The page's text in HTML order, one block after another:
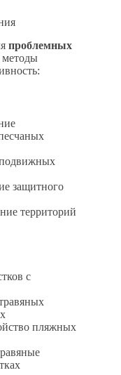
проблемных
методы
подвижных
защитного
территорий
с
пляжных